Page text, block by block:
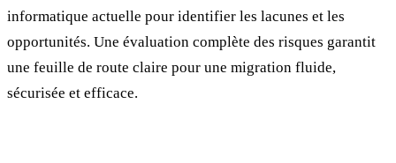
informatique actuelle pour identifier les lacunes et les
opportunités. Une évaluation complète des risques garantit
une feuille de route claire pour une migration fluide,
sécurisée et efficace.